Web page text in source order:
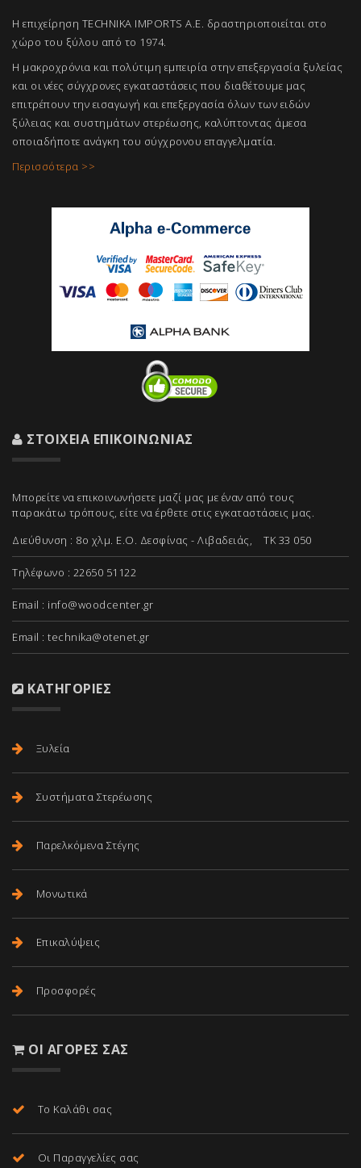
Η επιχείρηση TECHNIKA IMPORTS A.E. δραστηριοποιείται στο
χώρο του ξύλου από το 1974.
Η μακροχρόνια και πολύτιμη εμπειρία στην επεξεργασία ξυλείας
και οι νέες σύγχρονες εγκαταστάσεις που διαθέτουμε μας
επιτρέπουν την εισαγωγή και επεξεργασία όλων των ειδών
ξύλειας και συστημάτων στερέωσης, καλύπτοντας άμεσα
οποιαδήποτε ανάγκη του σύγχρονου επαγγελματία.
Περισσότερα >>
ΣΤΟΙΧΕΊΑ ΕΠΙΚΟΙΝΩΝΊΑΣ
Μπορείτε να επικοινωνήσετε μαζί μας με έναν από τους
παρακάτω τρόπους, είτε να έρθετε στις εγκαταστάσεις μας.
Διεύθυνση : 8ο χλμ. Ε.Ο. Δεσφίνας - Λιβαδειάς, ΤΚ 33 050
Τηλέφωνο : 22650 51122
Email : info@woodcenter.gr
Email : technika@otenet.gr
ΚΑΤΗΓΟΡΊΕΣ
Ξυλεία
Συστήματα Στερέωσης
Παρελκόμενα Στέγης
Μονωτικά
Επικαλύψεις
Προσφορές
ΟΙ ΑΓΟΡΈΣ ΣΑΣ
Το Καλάθι σας
Οι Παραγγελίες σας